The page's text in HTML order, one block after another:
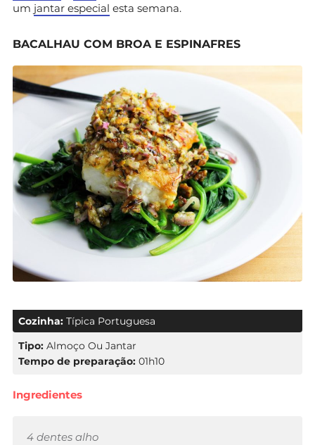
um jantar especial esta semana.
BACALHAU COM BROA E ESPINAFRES
Cozinha: Típica Portuguesa
Tipo: Almoço Ou Jantar
Tempo de preparação: 01h10
Ingredientes
4 dentes alho